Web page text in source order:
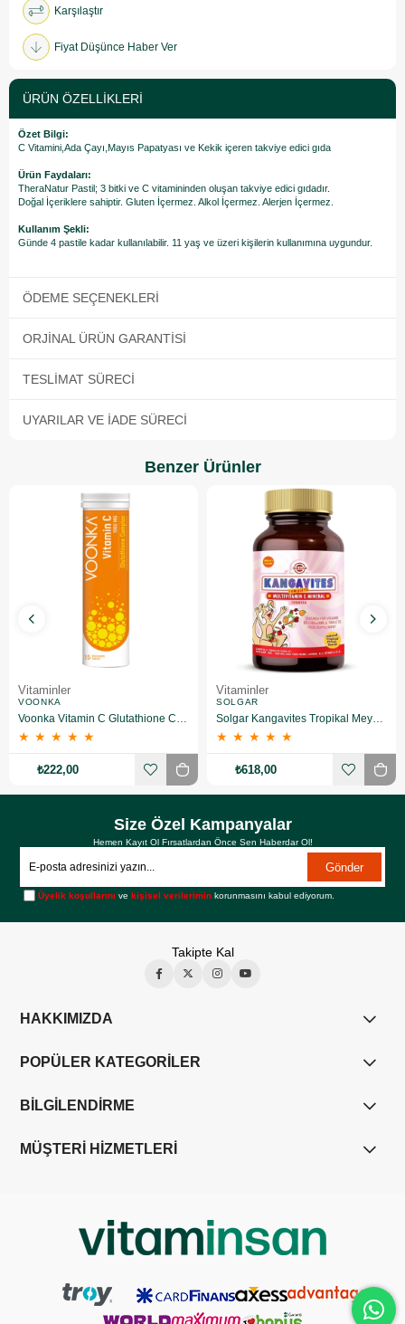
Karşılaştır
Fiyat Düşünce Haber Ver
ÜRÜN ÖZELLIKLERI
Özet Bilgi:
C Vitamini,Ada Çayı,Mayıs Papatyası ve Kekik içeren takviye edici gıda
Ürün Faydaları:
TheraNatur Pastil; 3 bitki ve C vitamininden oluşan takviye edici gıdadır.
Doğal İçeriklere sahiptir. Gluten İçermez. Alkol İçermez. Alerjen İçermez.
Kullanım Şekli:
Günde 4 pastile kadar kullanılabilir. 11 yaş ve üzeri kişilerin kullanımına uygundur.
ÖDEME SEÇENEKLERI
ORJINAL ÜRÜN GARANTISI
TESLIMAT SÜRECI
UYARILAR VE İADE SÜRECI
Benzer Ürünler
Vitaminler
VOONKA
Voonka Vitamin C Glutathione Complex Efervesan 15 Tablet
★ ★ ★ ★ ★
₺222,00
Vitaminler
SOLGAR
Solgar Kangavites Tropikal Meyve Aromalı 60 Tablet
★ ★ ★ ★ ★
₺618,00
Size Özel Kampanyalar
Hemen Kayıt Ol Fırsatlardan Önce Sen Haberdar Ol!
Gönder
Üyelik koşullarını vekişisel verilerimin korunmasını kabul ediyorum.
Takipte Kal
HAKKIMIZDA
POPÜLER KATEGORİLER
BİLGİLENDİRME
MÜŞTERİ HİZMETLERİ